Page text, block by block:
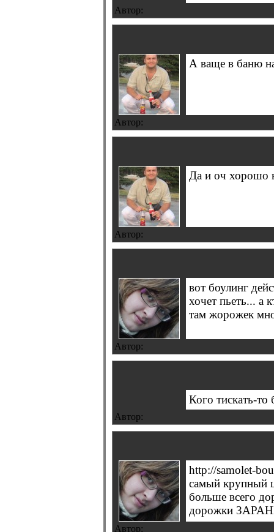
Автор:
А ваще в баню
Автор:
Да и оч хорошо
Автор:
вот боулинг
хочет пьеть... а
там жорожек
Автор:
Кого тискать-то
Автор:
http://samolet-
самый крупный
больше всего
дорожки
Автор: